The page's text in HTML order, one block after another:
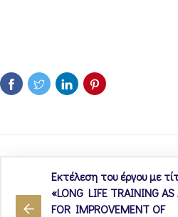
Εκτέλεση του έργου με
«LONG LIFE TRAINING AS
FOR IMPROVEMENT OF